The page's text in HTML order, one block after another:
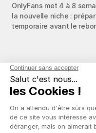
OnlyFans met 4 à 8
la nouvelle niche :
temporaire avant le
Plus